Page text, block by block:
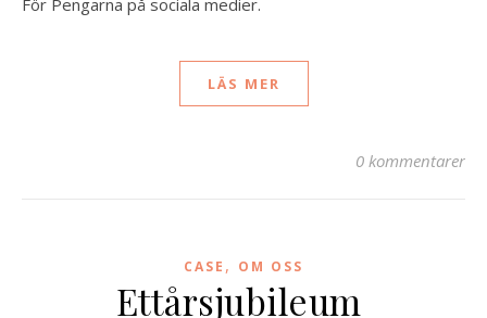
För Pengarna på sociala medier.
LÄS MER
0 kommentarer
CASE , OM OSS
Ettårsjubileum